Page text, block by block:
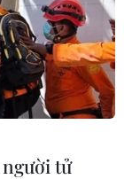
tử